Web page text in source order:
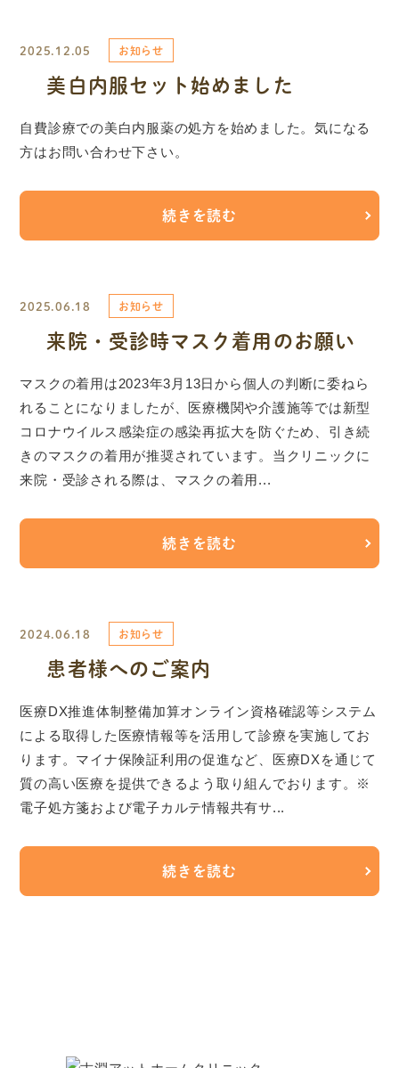
2025.12.05 お知らせ
美白内服セット始めました
自費診療での美白内服薬の処方を始めました。気になる
方はお問い合わせ下さい。
続きを読む
2025.06.18 お知らせ
来院・受診時マスク着用のお願い
マスクの着用は2023年3月13日から個人の判断に委ねら
れることになりましたが、医療機関や介護施等では新型
コロナウイルス感染症の感染再拡大を防ぐため、引き続
きのマスクの着用が推奨されています。当クリニックに
来院・受診される際は、マスクの着用...
続きを読む
2024.06.18 お知らせ
患者様へのご案内
医療DX推進体制整備加算オンライン資格確認等システム
による取得した医療情報等を活用して診療を実施してお
ります。マイナ保険証利用の促進など、医療DXを通じて
質の高い医療を提供できるよう取り組んでおります。※
電子処方箋および電子カルテ情報共有サ...
続きを読む